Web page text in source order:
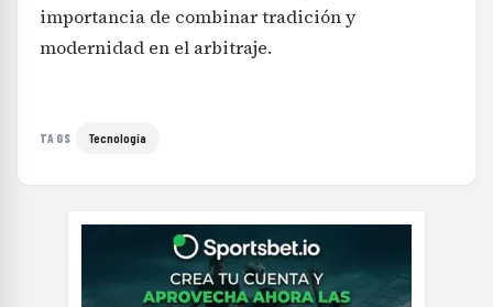
importancia de combinar tradición y
modernidad en el arbitraje.
TAGS Tecnología